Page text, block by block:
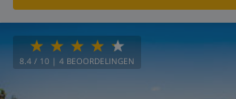
8.4 / 10 | 4 BEOORDELINGEN